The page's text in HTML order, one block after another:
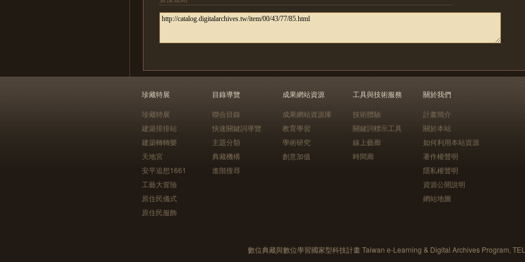
珍藏特展
珍藏特展
建築排排站
建築轉轉樂
天地宮
安平追想1661
工藝大冒險
原住民儀式
原住民服飾
目錄導覽
聯合目錄
快速關鍵詞導覽
主題分類
典藏機構
進階搜尋
成果網站資源
成果網站資源庫
教育學習
學術研究
創意加值
工具與技術服務
技術體驗
關鍵詞標示工具
線上藝廊
時間廊
關於我們
計畫簡介
關於本站
如何利用本站資源
著作權聲明
隱私權聲明
資源公開說明
網站地圖
數位典藏與數位學習國家型科技計畫 Taiwan e-Learning & Digital Archives Program,